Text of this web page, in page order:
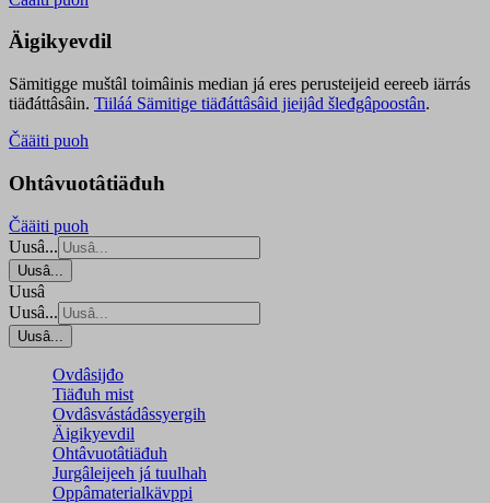
Äigikyevdil
Sämitigge muštâl toimâinis median já eres perusteijeid eereeb iärrás
tiäđáttâsâin. Tiiláá Sämitige tiäđáttâsâid jieijâd šleđgâpoostân.
Čääiti puoh
Ohtâvuotâtiäđuh
Čääiti puoh
Uusâ...
Uusâ...
Uusâ
Uusâ...
Uusâ...
Ovdâsijđo
Tiäđuh mist
Ovdâsvástádâssyergih
Äigikyevdil
Ohtâvuotâtiäđuh
Jurgâleijeeh já tuulhah
Oppâmaterialkävppi